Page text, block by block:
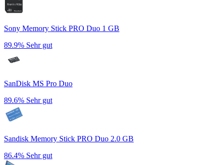
Sony Memory Stick PRO Duo 1 GB
89.9% Sehr gut
SanDisk MS Pro Duo
89.6% Sehr gut
Sandisk Memory Stick PRO Duo 2.0 GB
86.4% Sehr gut